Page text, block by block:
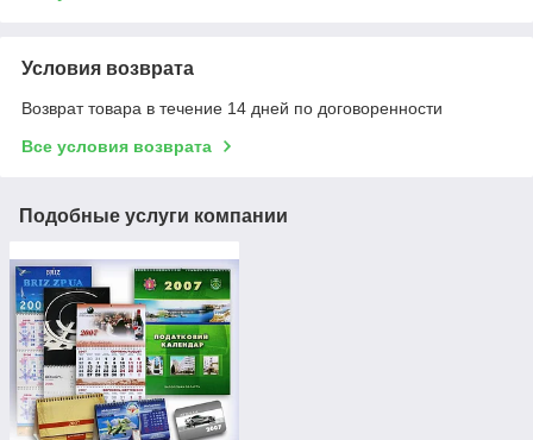
Условия возврата
Возврат товара в течение 14 дней по договоренности
Все условия возврата
Подобные услуги компании